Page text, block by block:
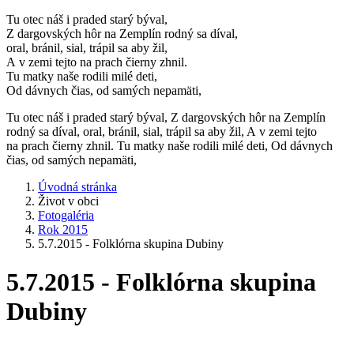
Tu otec náš i praded starý býval,
Z dargovských hôr na Zemplín rodný sa díval,
oral, bránil, sial, trápil sa aby žil,
A v zemi tejto na prach čierny zhnil.
Tu matky naše rodili milé deti,
Od dávnych čias, od samých nepamäti,
Tu otec náš i praded starý býval, Z dargovských hôr na Zemplín
rodný sa díval, oral, bránil, sial, trápil sa aby žil, A v zemi tejto
na prach čierny zhnil. Tu matky naše rodili milé deti, Od dávnych
čias, od samých nepamäti,
Úvodná stránka
Život v obci
Fotogaléria
Rok 2015
5.7.2015 - Folklórna skupina Dubiny
5.7.2015 - Folklórna skupina
Dubiny